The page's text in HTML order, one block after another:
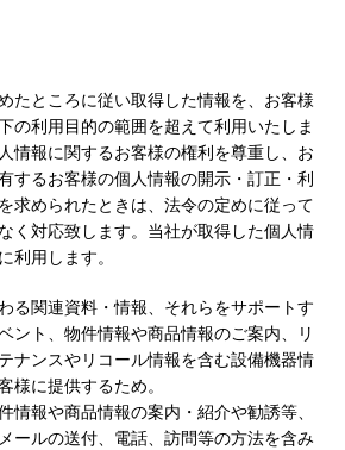
たところに従い取得した情報を、お客様
の利用目的の範囲を超えて利用いたしま
情報に関するお客様の権利を尊重し、お
するお客様の個人情報の開示・訂正・利
求められたときは、法令の定めに従って
く対応致します。当社が取得した個人情
利用します。
る関連資料・情報、それらをサポートす
ント、物件情報や商品情報のご案内、リ
ナンスやリコール情報を含む設備機器情
様に提供するため。
情報や商品情報の案内・紹介や勧誘等、
ールの送付、電話、訪問等の方法を含み